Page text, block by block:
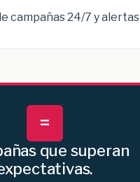
campañas 24/7 y alertas
=
que superan